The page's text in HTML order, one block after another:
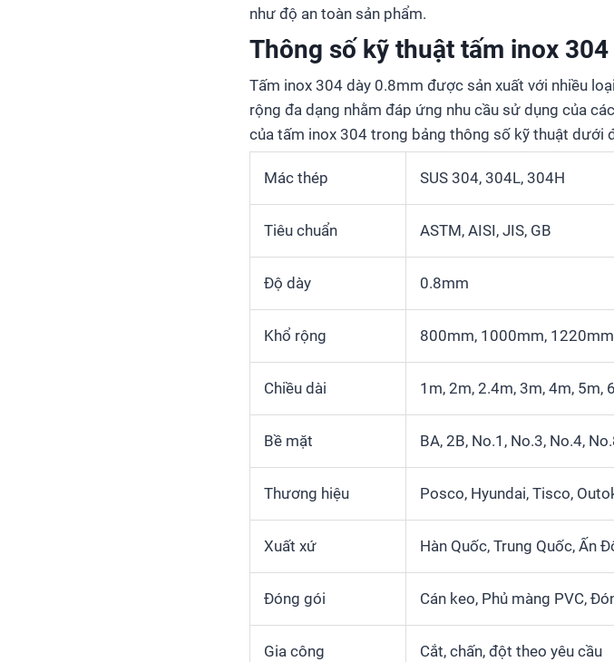
như độ an toàn sản phẩm.
Thông số kỹ thuật tấm inox
Tấm inox 304 dày 0.8mm được sản xuất với nhiều
rộng đa dạng nhằm đáp ứng nhu cầu sử dụng của
của tấm inox 304 trong bảng thông số kỹ thuật dưới
Mác thép SUS 304, 304L, 304H
Tiêu chuẩn ASTM, AISI, JIS, GB
Độ dày 0.8mm
Khổ rộng 800mm, 1000mm,
Chiều dài 1m, 2m, 2.4m, 3m, 4m, 5m,
Bề mặt BA, 2B, No.1, No.3, No.4,
Thương hiệu Posco, Hyundai, Tisco,
Xuất xứ Hàn Quốc, Trung Quốc, Ấn
Đóng gói Cán keo, Phủ màng PVC,
Gia công Cắt, chấn, đột theo yêu cầu